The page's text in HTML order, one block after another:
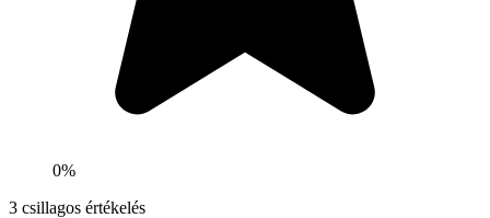
0%
3 csillagos értékelés